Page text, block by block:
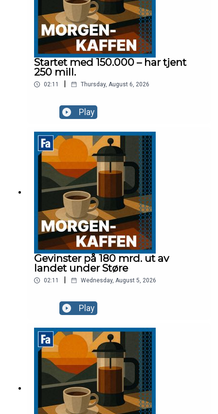
Startet med 150.000 – har tjent
250 mill.
02:11 Thursday, August 6, 2026
Play
Gevinster på 180 mrd. ut av
landet under Støre
02:11 Wednesday, August 5, 2026
Play